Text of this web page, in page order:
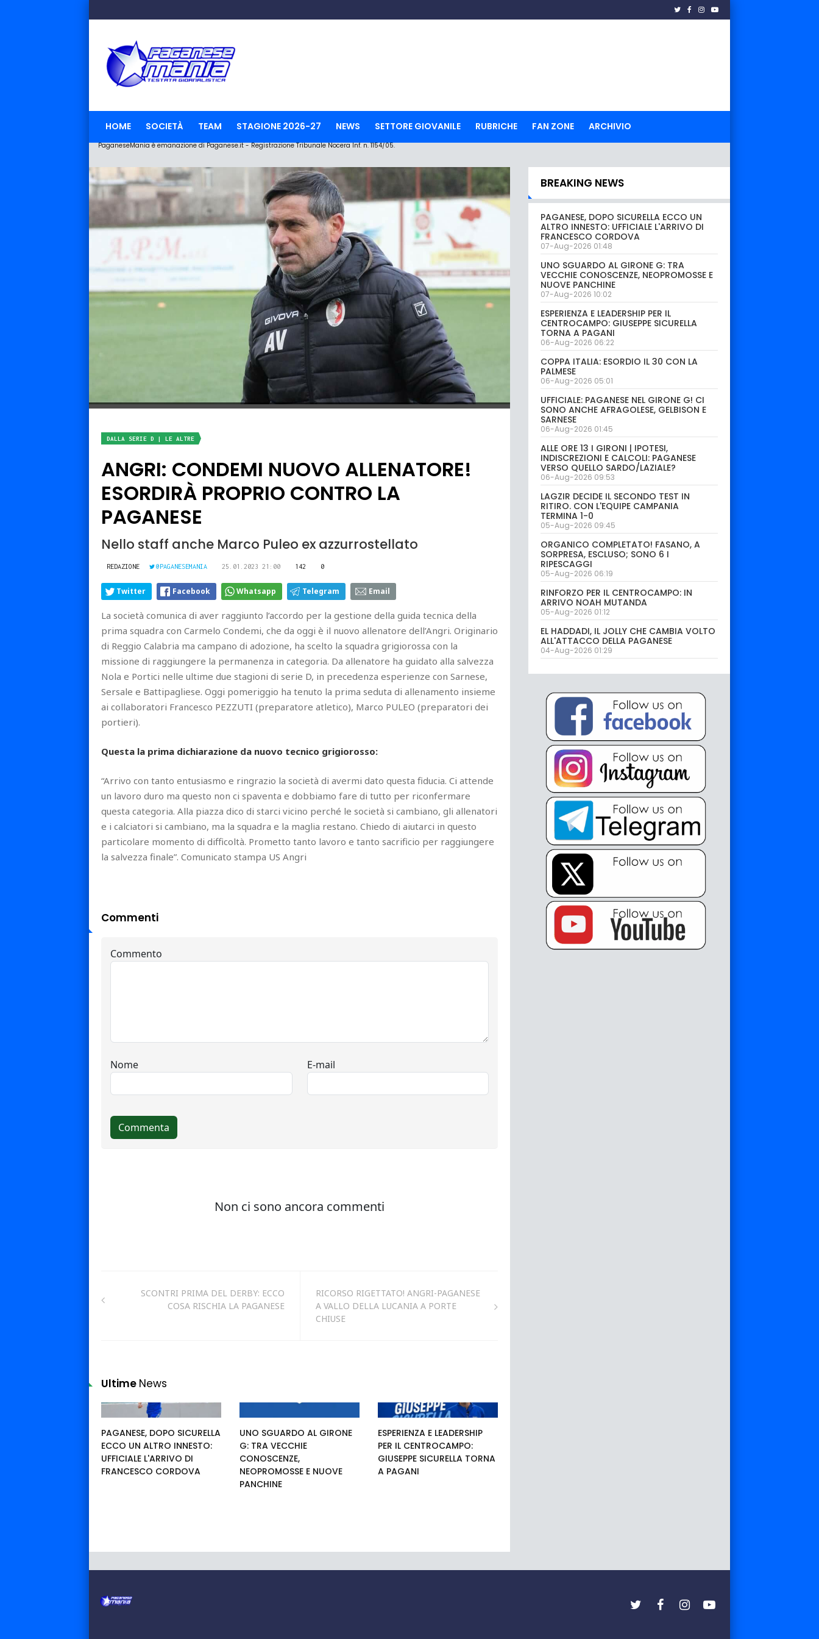
HOME SOCIETÀ TEAM STAGIONE 2026-27 NEWS SETTORE GIOVANILE RUBRICHE FAN ZONE ARCHIVIO
PaganeseMania è emanazione di Paganese.it - Registrazione Tribunale Nocera Inf. n. 1154/05.
DALLA SERIE D | LE ALTRE
ANGRI: CONDEMI NUOVO ALLENATORE!
ESORDIRÀ PROPRIO CONTRO LA
PAGANESE
Nello staff anche Marco Puleo ex azzurrostellato
REDAZIONE @PAGANESEMANIA 25.01.2023 21:00 142 0
Twitter Facebook Whatsapp Telegram Email
La società comunica di aver raggiunto l’accordo per la gestione della guida tecnica della
prima squadra con Carmelo Condemi, che da oggi è il nuovo allenatore dell’Angri. Originario
di Reggio Calabria ma campano di adozione, ha scelto la squadra grigiorossa con la
missione di raggiungere la permanenza in categoria. Da allenatore ha guidato alla salvezza
Nola e Portici nelle ultime due stagioni di serie D, in precedenza esperienze con Sarnese,
Sersale e Battipagliese. Oggi pomeriggio ha tenuto la prima seduta di allenamento insieme
ai collaboratori Francesco PEZZUTI (preparatore atletico), Marco PULEO (preparatori dei
portieri).
Questa la prima dichiarazione da nuovo tecnico grigiorosso:
“Arrivo con tanto entusiasmo e ringrazio la società di avermi dato questa fiducia. Ci attende
un lavoro duro ma questo non ci spaventa e dobbiamo fare di tutto per riconfermare
questa categoria. Alla piazza dico di starci vicino perché le società si cambiano, gli allenatori
e i calciatori si cambiano, ma la squadra e la maglia restano. Chiedo di aiutarci in questo
particolare momento di difficoltà. Prometto tanto lavoro e tanto sacrificio per raggiungere
la salvezza finale”. Comunicato stampa US Angri
Commenti
SCONTRI PRIMA DEL DERBY: ECCO
COSA RISCHIA LA PAGANESE
RICORSO RIGETTATO! ANGRI-PAGANESE
A VALLO DELLA LUCANIA A PORTE
CHIUSE
Ultime News
PAGANESE, DOPO SICURELLA
ECCO UN ALTRO INNESTO:
UFFICIALE L'ARRIVO DI
FRANCESCO CORDOVA
UNO SGUARDO AL GIRONE
G: TRA VECCHIE
CONOSCENZE,
NEOPROMOSSE E NUOVE
PANCHINE
ESPERIENZA E LEADERSHIP
PER IL CENTROCAMPO:
GIUSEPPE SICURELLA TORNA
A PAGANI
BREAKING NEWS
PAGANESE, DOPO SICURELLA ECCO UN
ALTRO INNESTO: UFFICIALE L'ARRIVO DI
FRANCESCO CORDOVA
07-Aug-2026 01:48
UNO SGUARDO AL GIRONE G: TRA
VECCHIE CONOSCENZE, NEOPROMOSSE E
NUOVE PANCHINE
07-Aug-2026 10:02
ESPERIENZA E LEADERSHIP PER IL
CENTROCAMPO: GIUSEPPE SICURELLA
TORNA A PAGANI
06-Aug-2026 06:22
COPPA ITALIA: ESORDIO IL 30 CON LA
PALMESE
06-Aug-2026 05:01
UFFICIALE: PAGANESE NEL GIRONE G! CI
SONO ANCHE AFRAGOLESE, GELBISON E
SARNESE
06-Aug-2026 01:45
ALLE ORE 13 I GIRONI | IPOTESI,
INDISCREZIONI E CALCOLI: PAGANESE
VERSO QUELLO SARDO/LAZIALE?
06-Aug-2026 09:53
LAGZIR DECIDE IL SECONDO TEST IN
RITIRO. CON L'EQUIPE CAMPANIA
TERMINA 1-0
05-Aug-2026 09:45
ORGANICO COMPLETATO! FASANO, A
SORPRESA, ESCLUSO; SONO 6 I
RIPESCAGGI
05-Aug-2026 06:19
RINFORZO PER IL CENTROCAMPO: IN
ARRIVO NOAH MUTANDA
05-Aug-2026 01:12
EL HADDADI, IL JOLLY CHE CAMBIA VOLTO
ALL'ATTACCO DELLA PAGANESE
04-Aug-2026 01:29